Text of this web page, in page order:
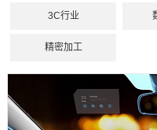
3C行业
精密加工